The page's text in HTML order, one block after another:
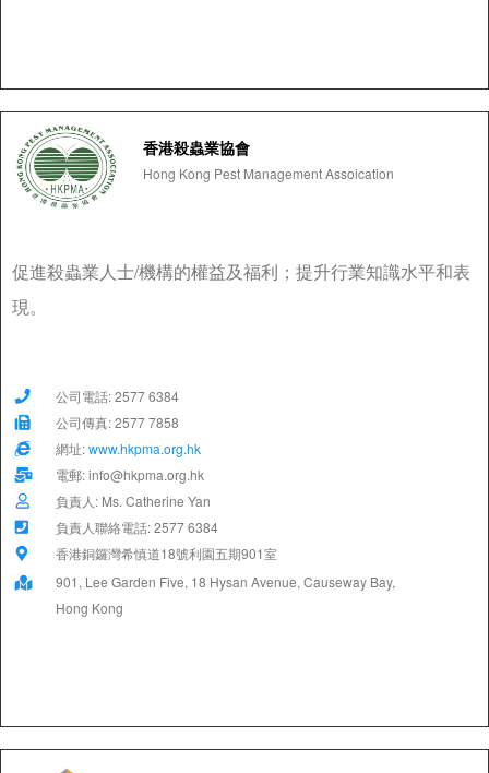
香港殺蟲業協會
Hong Kong Pest Management Assoication
促進殺蟲業人士/機構的權益及福利；提升行業知識水平和表
現。
公司電話: 2577 6384
公司傳真: 2577 7858
網址:www.hkpma.org.hk
電郵: info@hkpma.org.hk
負責人: Ms. Catherine Yan
負責人聯絡電話: 2577 6384
香港銅鑼灣希慎道18號利園五期901室
901, Lee Garden Five, 18 Hysan Avenue, Causeway Bay,
Hong Kong